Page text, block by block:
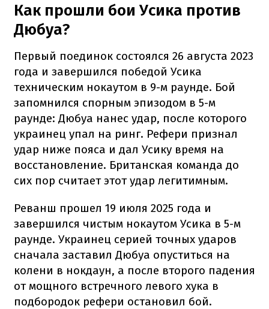
Как прошли бои Усика против
Дюбуа?
Первый поединок состоялся 26 августа 2023
года и завершился победой Усика
техническим нокаутом в 9-м раунде. Бой
запомнился спорным эпизодом в 5-м
раунде: Дюбуа нанес удар, после которого
украинец упал на ринг. Рефери признал
удар ниже пояса и дал Усику время на
восстановление. Британская команда до
сих пор считает этот удар легитимным.
Реванш прошел 19 июля 2025 года и
завершился чистым нокаутом Усика в 5-м
раунде. Украинец серией точных ударов
сначала заставил Дюбуа опуститься на
колени в нокдаун, а после второго падения
от мощного встречного левого хука в
подбородок рефери остановил бой.